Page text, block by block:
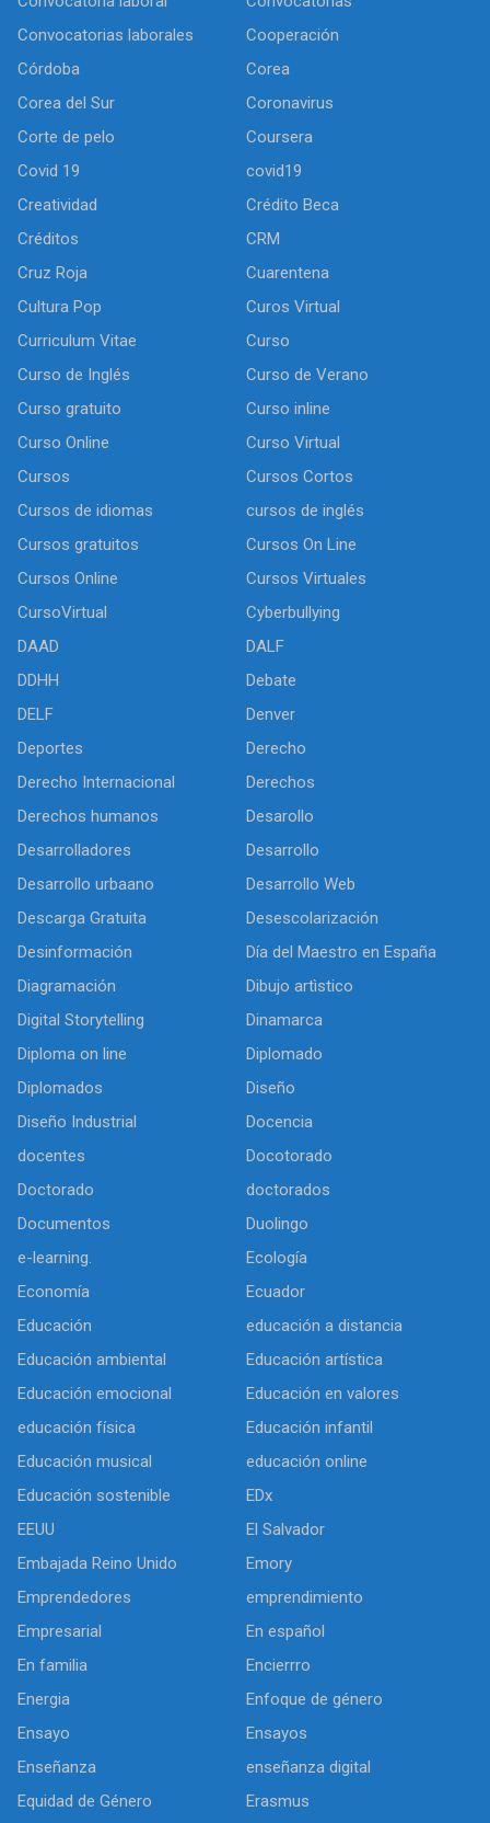
Convocatorias laborales
Cooperación
Córdoba
Corea
Corea del Sur
Coronavirus
Corte de pelo
Coursera
Covid 19
covid19
Creatividad
Crédito Beca
Créditos
CRM
Cruz Roja
Cuarentena
Cultura Pop
Curos Virtual
Curriculum Vitae
Curso
Curso de Inglés
Curso de Verano
Curso gratuito
Curso inline
Curso Online
Curso Virtual
Cursos
Cursos Cortos
Cursos de idiomas
cursos de inglés
Cursos gratuitos
Cursos On Line
Cursos Online
Cursos Virtuales
CursoVirtual
Cyberbullying
DAAD
DALF
DDHH
Debate
DELF
Denver
Deportes
Derecho
Derecho Internacional
Derechos
Derechos humanos
Desarollo
Desarrolladores
Desarrollo
Desarrollo urbaano
Desarrollo Web
Descarga Gratuita
Desescolarización
Desinformación
Día del Maestro en España
Diagramación
Dibujo artìstico
Digital Storytelling
Dinamarca
Diploma on line
Diplomado
Diplomados
Diseño
Diseño Industrial
Docencia
docentes
Docotorado
Doctorado
doctorados
Documentos
Duolingo
e-learning.
Ecología
Economía
Ecuador
Educación
educación a distancia
Educación ambiental
Educación artística
Educación emocional
Educación en valores
educación física
Educación infantil
Educación musical
educación online
Educación sostenible
EDx
EEUU
El Salvador
Embajada Reino Unido
Emory
Emprendedores
emprendimiento
Empresarial
En español
En familia
Encierrro
Energia
Enfoque de género
Ensayo
Ensayos
Enseñanza
enseñanza digital
Equidad de Género
Erasmus